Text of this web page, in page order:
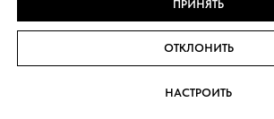
ПРИНЯТЬ
ОТКЛОНИТЬ
НАСТРОИТЬ